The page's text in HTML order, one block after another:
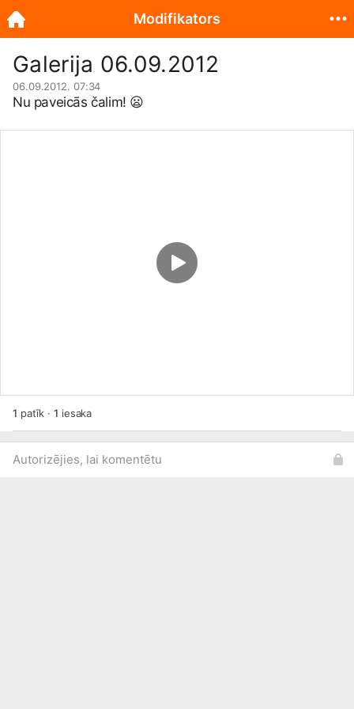
Galerija 06.09.2012
06.09.2012. 07:34
Nu paveicās čalim! 😦
1 patīk ·1 iesaka
Autorizējies, lai komentētu
Modifikators